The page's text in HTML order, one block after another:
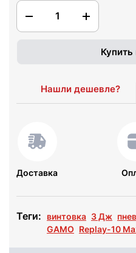
1
Купить
Нашли дешевле?
Доставка
Теги: винтовка 3 Дж
GAMO Replay-10